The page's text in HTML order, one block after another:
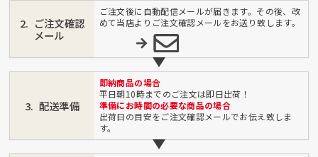
ご注文確認
メール
ご注文後に自動配信メールが届きます。その後、改
めて当店よりご注文確認メールをお送り致します。
配送準備
即納商品の場合
平日朝10時までのご注文は即日出荷！
準備にお時間の必要な商品の場合
出荷日の目安をご注文確認メールでお伝え致しま
す。